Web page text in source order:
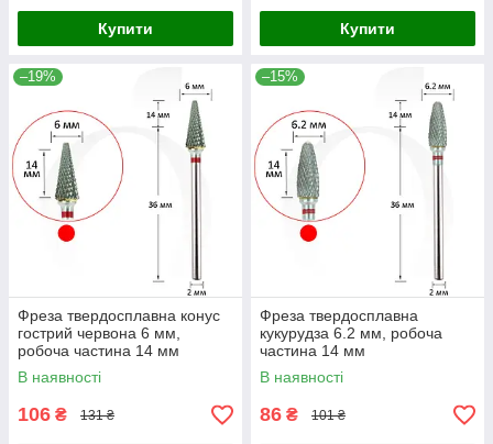
Купити Купити
–19%
Фреза твердосплавна конус
гострий червона 6 мм,
робоча частина 14 мм
В наявності
106 ₴ 131 ₴
–15%
Фреза твердосплавна
кукурудза 6.2 мм, робоча
частина 14 мм
В наявності
86 ₴ 101 ₴